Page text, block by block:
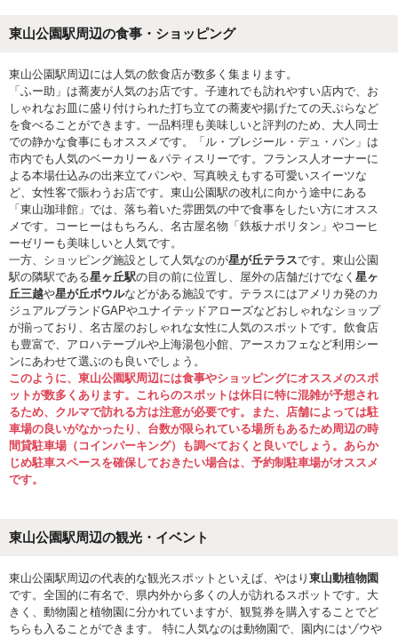
東山公園駅周辺の食事・ショッピング
東山公園駅周辺には人気の飲食店が数多く集まります。
「ふー助」は蕎麦が人気のお店です。子連れでも訪れやすい店内で、お
しゃれなお皿に盛り付けられた打ち立ての蕎麦や揚げたての天ぷらなど
を食べることができます。一品料理も美味しいと評判のため、大人同士
での静かな食事にもオススメです。「ル・プレジール・デュ・パン」は
市内でも人気のベーカリー＆パティスリーです。フランス人オーナーに
よる本場仕込みの出来立てパンや、写真映えもする可愛いスイーツな
ど、女性客で賑わうお店です。東山公園駅の改札に向かう途中にある
「東山珈琲館」では、落ち着いた雰囲気の中で食事をしたい方にオスス
メです。コーヒーはもちろん、名古屋名物「鉄板ナポリタン」やコーヒ
ーゼリーも美味しいと人気です。
一方、ショッピング施設として人気なのが星が丘テラスです。東山公園
駅の隣駅である星ヶ丘駅の目の前に位置し、屋外の店舗だけでなく 星ヶ
丘三越や星が丘ボウルなどがある施設です。テラスにはアメリカ発のカ
ジュアルブランドGAPやユナイテッドアローズなどおしゃれなショップ
が揃っており、名古屋のおしゃれな女性に人気のスポットです。飲食店
も豊富で、アロハテーブルや上海湯包小館、アースカフェなど利用シー
ンにあわせて選ぶのも良いでしょう。
このように、東山公園駅周辺には食事やショッピングにオススメのスポ
ットが数多くあります。これらのスポットは休日に特に混雑が予想され
るため、クルマで訪れる方は注意が必要です。また、店舗によっては駐
車場の良いがなかったり、台数が限られている場所もあるため周辺の時
間貸駐車場（コインパーキング）も調べておくと良いでしょう。あらか
じめ駐車スペースを確保しておきたい場合は、予約制駐車場がオススメ
です。
東山公園駅周辺の観光・イベント
東山公園駅周辺の代表的な観光スポットといえば、やはり 東山動植物園
です。全国的に有名で、県内外から多くの人が訪れるスポットです。大
きく、動物園と植物園に分かれていますが、観覧券を購入することでど
ちらも入ることができます。 特に人気なのは動物園で、園内にはゾウや